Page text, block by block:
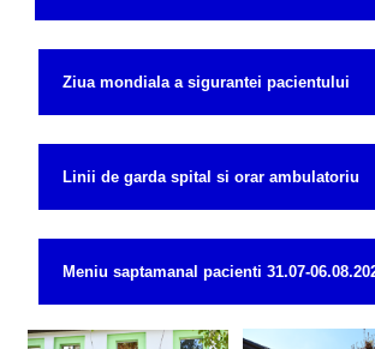
Ziua mondiala a sigurantei pacientului
Linii de garda spital si orar ambulatoriu
Meniu saptamanal pacienti 31.07-